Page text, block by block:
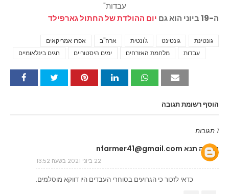
עבדות"
ה-19 ביוני הוא גם
יום ההולדת של החתול גארפילד
אפרו אמריקאים ארה"ב ג'ונטית גונטינט
גונטינת
חגים בינלאומיים
ימים היסטוריים מלחמת האזרחים עבדות
הוסף רשומת תגובה
1 תגובות
נחמיה תנא nfarmer41@gmail.com
22 ביוני 2021 בשעה 13:52
כדאי לזכור כי הגרועים בסוחרי העבדים היו דווקא מוסלמים.